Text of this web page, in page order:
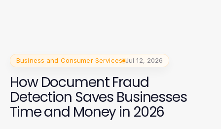
Business and Consumer Services Jul 12, 2026
How Document Fraud
Detection Saves Businesses
Time and Money in 2026